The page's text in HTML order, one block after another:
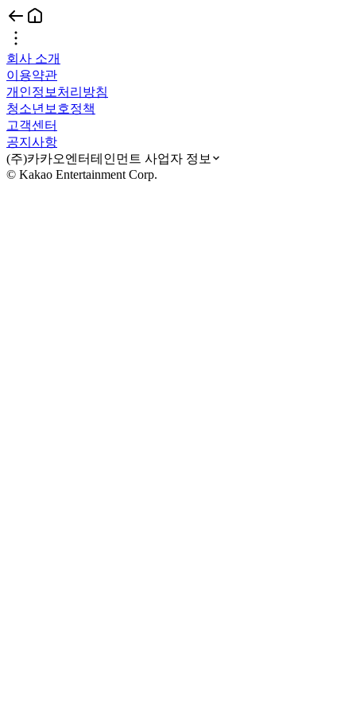
회사 소개
이용약관
개인정보처리방침
청소년보호정책
고객센터
공지사항
(주)카카오엔터테인먼트 사업자 정보
© Kakao Entertainment Corp.